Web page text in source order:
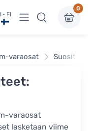
· FI Näytä valikko
0
varaosat
varaosat
lasketaan viime